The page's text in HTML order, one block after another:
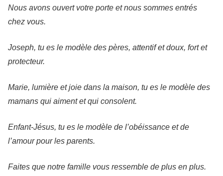
Nous avons ouvert votre porte et nous sommes entrés
chez vous.
Joseph, tu es le modèle des pères, attentif et doux, fort et
protecteur.
Marie, lumière et joie dans la maison, tu es le modèle des
mamans qui aiment et qui consolent.
Enfant-Jésus, tu es le modèle de l’obéissance et de
l’amour pour les parents.
Faites que notre famille vous ressemble de plus en plus.